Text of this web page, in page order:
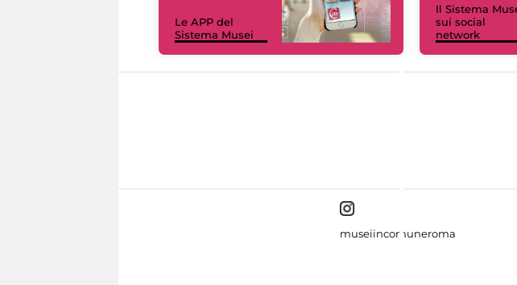
Le APP del
Sistema Musei
Il Sistema
sui social
network
museiincomuneroma